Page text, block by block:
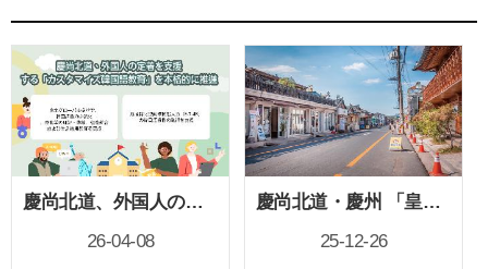
慶尚北道、外国人の定着を支援する「カスタマイズ型韓国語教育」を本格推進
26-04-08
慶尚北道・慶州 「皇理団ギル」『2025年 韓国観光の星』に選定！
25-12-26